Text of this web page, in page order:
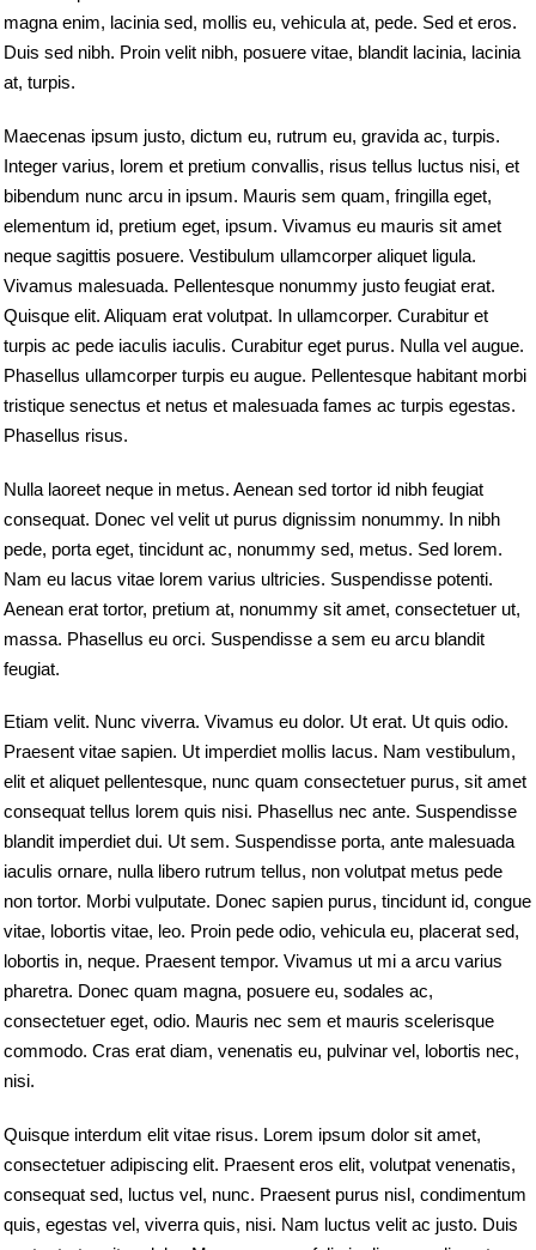
magna enim, lacinia sed, mollis eu, vehicula at, pede. Sed et eros.
Duis sed nibh. Proin velit nibh, posuere vitae, blandit lacinia, lacinia
at, turpis.
Maecenas ipsum justo, dictum eu, rutrum eu, gravida ac, turpis.
Integer varius, lorem et pretium convallis, risus tellus luctus nisi, et
bibendum nunc arcu in ipsum. Mauris sem quam, fringilla eget,
elementum id, pretium eget, ipsum. Vivamus eu mauris sit amet
neque sagittis posuere. Vestibulum ullamcorper aliquet ligula.
Vivamus malesuada. Pellentesque nonummy justo feugiat erat.
Quisque elit. Aliquam erat volutpat. In ullamcorper. Curabitur et
turpis ac pede iaculis iaculis. Curabitur eget purus. Nulla vel augue.
Phasellus ullamcorper turpis eu augue. Pellentesque habitant morbi
tristique senectus et netus et malesuada fames ac turpis egestas.
Phasellus risus.
Nulla laoreet neque in metus. Aenean sed tortor id nibh feugiat
consequat. Donec vel velit ut purus dignissim nonummy. In nibh
pede, porta eget, tincidunt ac, nonummy sed, metus. Sed lorem.
Nam eu lacus vitae lorem varius ultricies. Suspendisse potenti.
Aenean erat tortor, pretium at, nonummy sit amet, consectetuer ut,
massa. Phasellus eu orci. Suspendisse a sem eu arcu blandit
feugiat.
Etiam velit. Nunc viverra. Vivamus eu dolor. Ut erat. Ut quis odio.
Praesent vitae sapien. Ut imperdiet mollis lacus. Nam vestibulum,
elit et aliquet pellentesque, nunc quam consectetuer purus, sit amet
consequat tellus lorem quis nisi. Phasellus nec ante. Suspendisse
blandit imperdiet dui. Ut sem. Suspendisse porta, ante malesuada
iaculis ornare, nulla libero rutrum tellus, non volutpat metus pede
non tortor. Morbi vulputate. Donec sapien purus, tincidunt id, congue
vitae, lobortis vitae, leo. Proin pede odio, vehicula eu, placerat sed,
lobortis in, neque. Praesent tempor. Vivamus ut mi a arcu varius
pharetra. Donec quam magna, posuere eu, sodales ac,
consectetuer eget, odio. Mauris nec sem et mauris scelerisque
commodo. Cras erat diam, venenatis eu, pulvinar vel, lobortis nec,
nisi.
Quisque interdum elit vitae risus. Lorem ipsum dolor sit amet,
consectetuer adipiscing elit. Praesent eros elit, volutpat venenatis,
consequat sed, luctus vel, nunc. Praesent purus nisl, condimentum
quis, egestas vel, viverra quis, nisi. Nam luctus velit ac justo. Duis